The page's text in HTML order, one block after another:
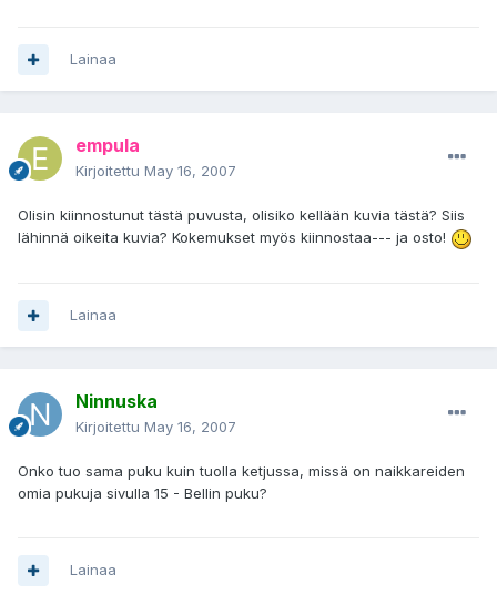
Lainaa
empula
Kirjoitettu May 16, 2007
Olisin kiinnostunut tästä puvusta, olisiko kellään kuvia tästä? Siis
lähinnä oikeita kuvia? Kokemukset myös kiinnostaa--- ja osto!
Lainaa
Ninnuska
Kirjoitettu May 16, 2007
Onko tuo sama puku kuin tuolla ketjussa, missä on naikkareiden
omia pukuja sivulla 15 - Bellin puku?
Lainaa